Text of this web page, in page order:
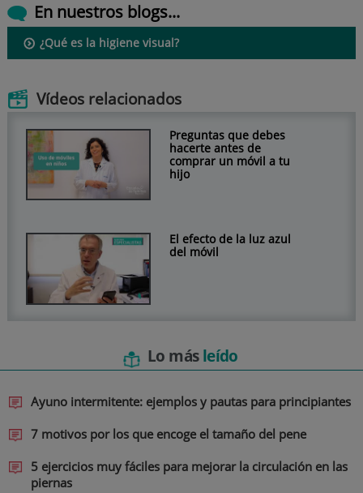
En nuestros blogs...
¿Qué es la higiene visual?
Vídeos relacionados
Preguntas que debes
hacerte antes de
comprar un móvil a tu
hijo
El efecto de la luz azul
del móvil
Lo másleído
Ayuno intermitente: ejemplos y pautas para principiantes
7 motivos por los que encoge el tamaño del pene
5 ejercicios muy fáciles para mejorar la circulación en las
piernas